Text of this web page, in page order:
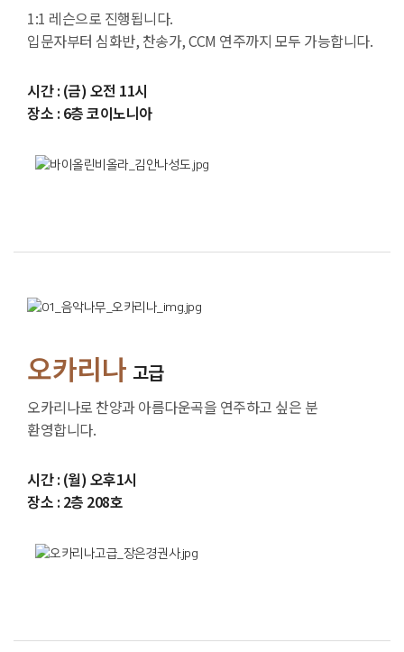
1:1 레슨으로 진행됩니다.
입문자부터 심화반, 찬송가, CCM 연주까지 모두 가능합니다.
시간 : (금) 오전 11시
장소 : 6층 코이노니아
오카리나 고급
오카리나로 찬양과 아름다운곡을 연주하고 싶은 분
환영합니다.
시간 : (월) 오후1시
장소 : 2층 208호